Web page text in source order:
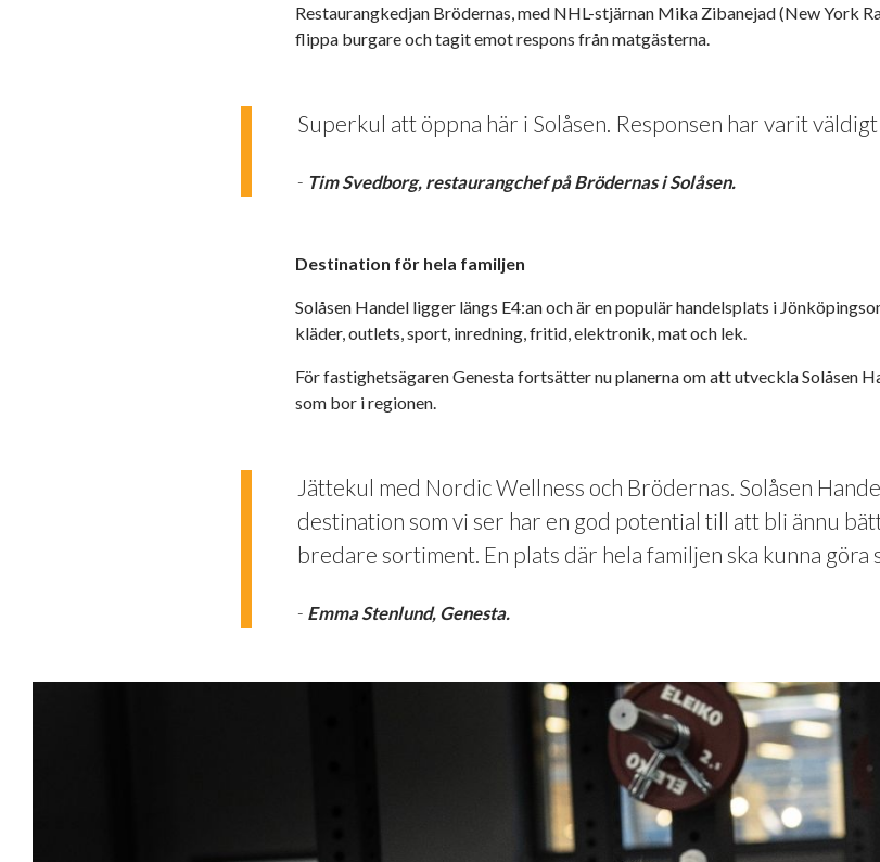
Restaurangkedjan Brödernas, med NHL-stjärnan Mika Zibanejad (New York
flippa burgare och tagit emot respons från matgästerna.
Superkul att öppna här i Solåsen. Responsen har varit
- Tim Svedborg, restaurangchef på Brödernas i Solåsen.
Destination för hela familjen
Solåsen Handel ligger längs E4:an och är en populär handelsplats i
kläder, outlets, sport, inredning, fritid, elektronik, mat och lek.
För fastighetsägaren Genesta fortsätter nu planerna om att utveckla Solåsen
som bor i regionen.
Jättekul med Nordic Wellness och Brödernas. Solåsen
destination som vi ser har en god potential till att bli ännu
bredare sortiment. En plats där hela familjen ska kunna göra
- Emma Stenlund, Genesta.